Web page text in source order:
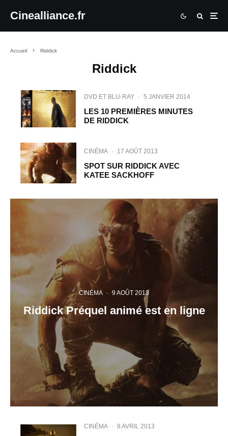
Cinealliance.fr
Accueil Riddick
Riddick
DVD ET BLU-RAY · 5 JANVIER 2014
LES 10 PREMIÈRES MINUTES
DE RIDDICK
CINÉMA · 17 AOÛT 2013
SPOT SUR RIDDICK AVEC
KATEE SACKHOFF
CINÉMA · 9 AOÛT 2013
Riddick Préquel animé est en ligne
CINÉMA · 8 AVRIL 2013